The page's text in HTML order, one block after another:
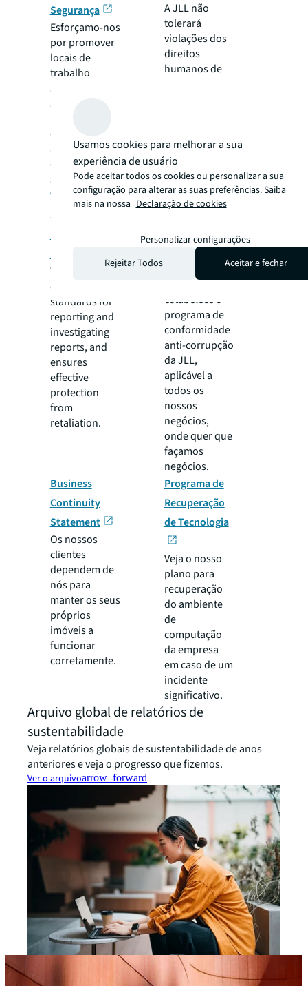
Segurança
Esforçamo-nos
por promover
locais de
trabalho
seguros e
saudáveis, e
continuamente
a nossa cultura
de saúde e
segurança.
A JLL não
tolerará
violações dos
direitos
humanos de
de Direitos
Humanos da
JLL.
Whistleblower
and Non-
This policy sets
out global
standards for
reporting and
investigating
reports, and
ensures
effective
protection
from
retaliation.
Programa de
anti-corrupção
documento
estabelece o
programa de
conformidade
anti-corrupção
da JLL,
aplicável a
todos os
nossos
negócios,
onde quer que
façamos
negócios.
Business
Continuity
Statement
Os nossos
clientes
dependem de
nós para
manter os seus
próprios
imóveis a
funcionar
corretamente.
Programa de
Recuperação
de Tecnologia
Veja o nosso
plano para
recuperação
do ambiente
de
computação
da empresa
em caso de um
incidente
significativo.
Arquivo global de relatórios de
sustentabilidade
Veja relatórios globais de sustentabilidade de anos
anteriores e veja o progresso que fizemos.
Ver o arquivoarrow_forward
Usamos cookies para melhorar a sua
experiência de usuário
Pode aceitar todos os cookies ou personalizar a sua
configuração para alterar as suas preferências. Saiba
mais na nossa Declaração de cookies
Personalizar configurações
Rejeitar Todos
Aceitar e fechar